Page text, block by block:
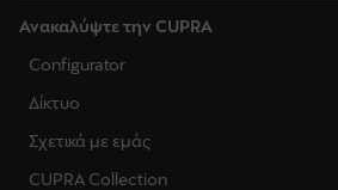
Ανακαλύψτε την CUPRA
Configurator
Δίκτυο
Σχετικά με εμάς
CUPRA Collection